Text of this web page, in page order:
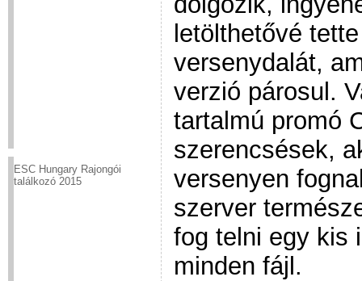
ESC Hungary Rajongói
találkozó 2015
letölthetővé
versenydalát,
verzió párosul.
tartalmú promó
szerencsések,
versenyen
szerver
fog telni egy kis
minden fájl.